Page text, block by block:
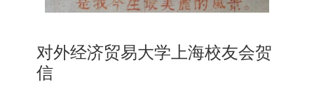
友会
对外经济贸易大学上海校友会贺
信